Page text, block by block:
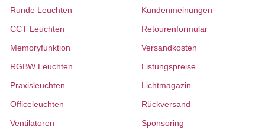
Runde Leuchten
CCT Leuchten
Memoryfunktion
RGBW Leuchten
Praxisleuchten
Officeleuchten
Ventilatoren
Kundenmeinungen
Retourenformular
Versandkosten
Listungspreise
Lichtmagazin
Rückversand
Sponsoring